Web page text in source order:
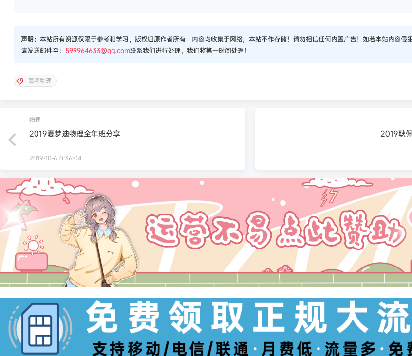
声明： 本站所有资源仅限于参考和学习，版权归原作者所有，内容均收集于网络，本站不作存储！请勿相信任何内置广告！如若本站内容侵
请发送邮件至： 599964633@qq.com联系我们进行处理，我们将第一时间处理！
高考物理
物理
2019夏梦迪物理全年班分享
2019-10-6 0:36:04
2019耿